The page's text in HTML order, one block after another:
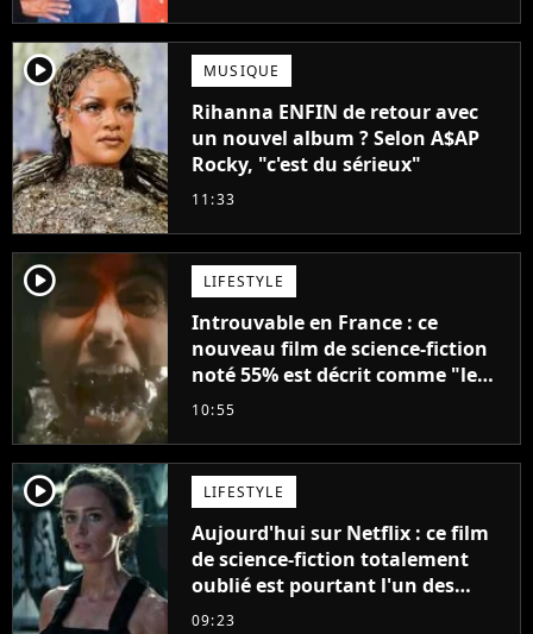
player2 MUSIQUE
Rihanna ENFIN de retour avec
un nouvel album ? Selon A$AP
Rocky, "c'est du sérieux"
11:33
player2 LIFESTYLE
Introuvable en France : ce
nouveau film de science-fiction
noté 55% est décrit comme "le
plus stupide de l'année"
10:55
player2 LIFESTYLE
Aujourd'hui sur Netflix : ce film
de science-fiction totalement
oublié est pourtant l'un des
meilleurs des années 2010
09:23